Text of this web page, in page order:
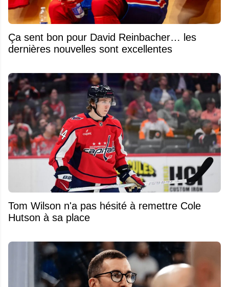
Ça sent bon pour David Reinbacher… les
dernières nouvelles sont excellentes
Tom Wilson n'a pas hésité à remettre Cole
Hutson à sa place